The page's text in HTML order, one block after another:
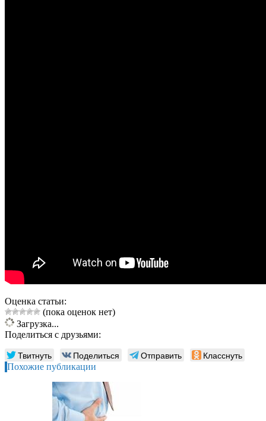
Оценка статьи:
(пока оценок нет)
Загрузка...
Поделиться с друзьями:
Твитнуть Поделиться Отправить Класснуть
Похожие публикации